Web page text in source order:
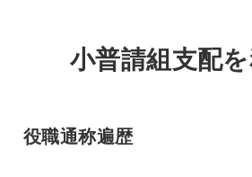
小普請組支配
役職通称遍歴